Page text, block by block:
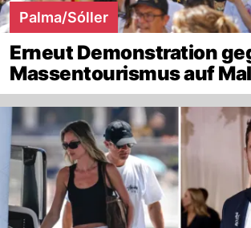
Palma/Sóller
Erneut Demonstration
Massentourismus auf